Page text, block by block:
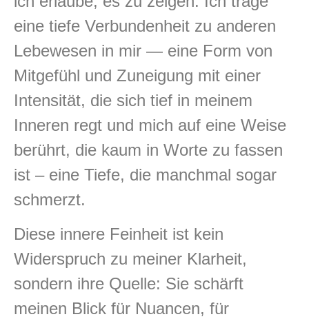
eine tiefe Verbundenheit zu anderen
Lebewesen in mir — eine Form von
Mitgefühl und Zuneigung mit einer
Intensität, die sich tief in meinem
Inneren regt und mich auf eine Weise
berührt, die kaum in Worte zu fassen
ist – eine Tiefe, die manchmal sogar
schmerzt.
Diese innere Feinheit ist kein
Widerspruch zu meiner Klarheit,
sondern ihre Quelle: Sie schärft
meinen Blick für Nuancen, für